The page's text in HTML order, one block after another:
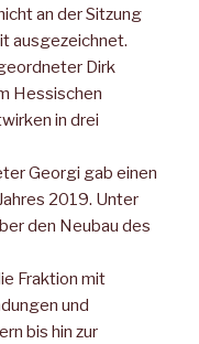
an der Sitzung
ausgezeichnet.
Dirk
Hessischen
in drei
Georgi gab einen
2019. Unter
den Neubau des
Fraktion mit
und
bis hin zur